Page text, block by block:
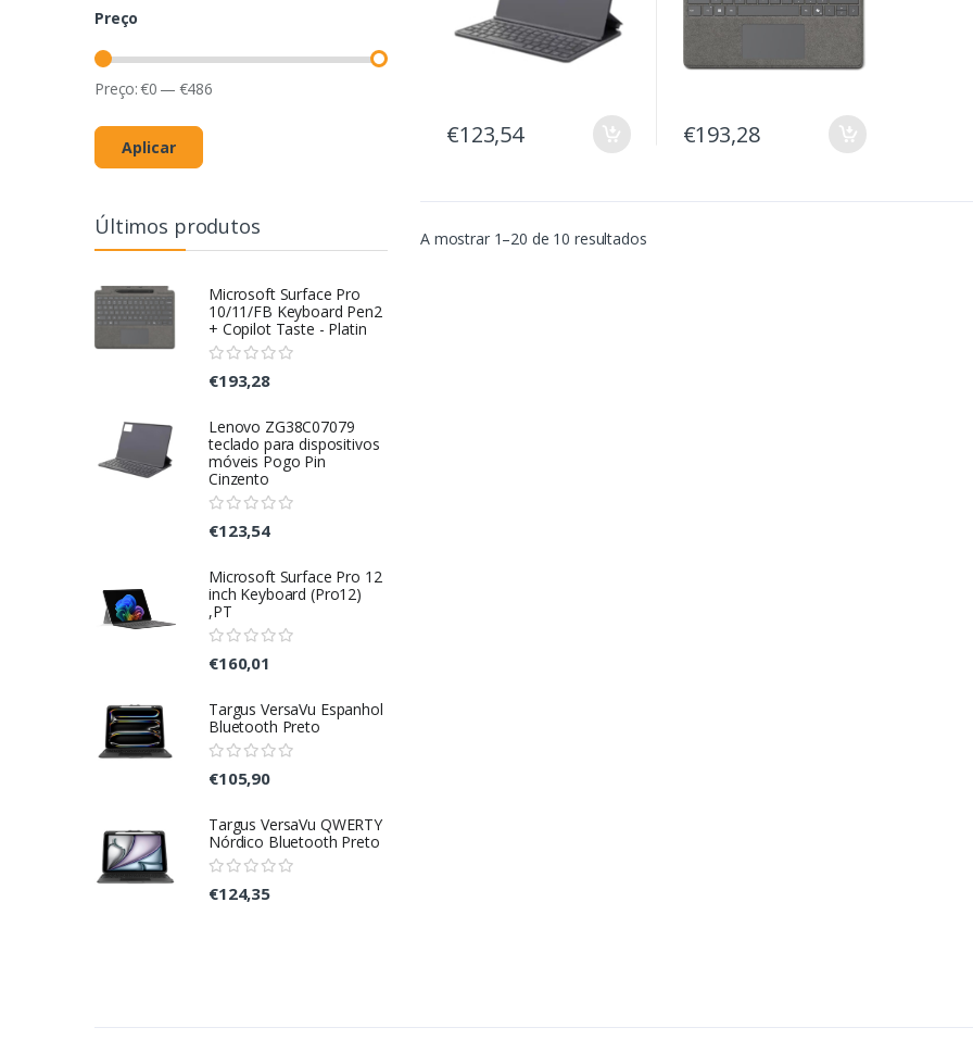
Preço
Preço:€0 — €486
Aplicar
Últimos produtos
Microsoft Surface Pro
10/11/FB Keyboard Pen2
+ Copilot Taste - Platin
€193,28
Lenovo ZG38C07079
teclado para dispositivos
móveis Pogo Pin
Cinzento
€123,54
Microsoft Surface Pro 12
inch Keyboard (Pro12)
,PT
€160,01
Targus VersaVu Espanhol
Bluetooth Preto
€105,90
Targus VersaVu QWERTY
Nórdico Bluetooth Preto
€124,35
€123,54 €193,28
A mostrar 1–20 de 10 resultados